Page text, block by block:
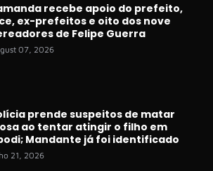
recebe apoio do prefeito,
ex-prefeitos e oito dos nove
de Felipe Guerra
07, 2026
prende suspeitos de matar
ao tentar atingir o filho em
Mandante já foi identificado
21, 2026